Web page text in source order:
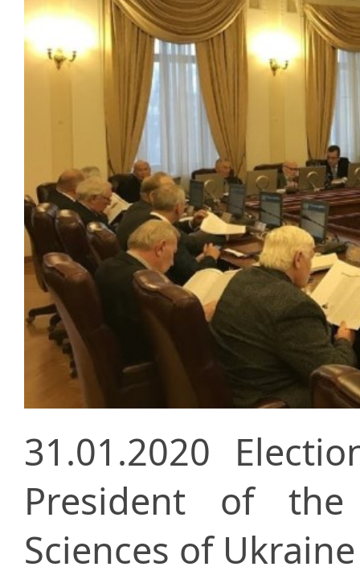
31.01.2020
President of
Sciences of Ukraine